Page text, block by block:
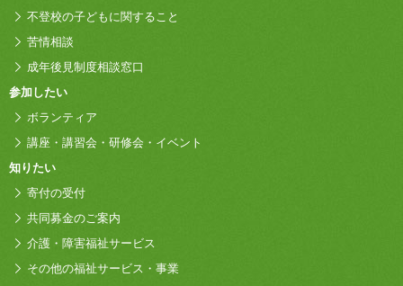
不登校の子どもに関すること
苦情相談
成年後見制度相談窓口
参加したい
ボランティア
講座・講習会・研修会・イベント
知りたい
寄付の受付
共同募金のご案内
介護・障害福祉サービス
その他の福祉サービス・事業